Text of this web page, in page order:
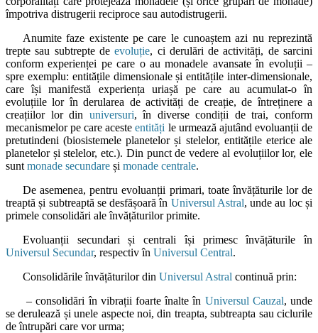
împotriva distrugerii reciproce sau autodistrugerii.
Anumite faze existente pe care le cunoaștem azi nu reprezintă
trepte sau subtrepte deevoluție, ci derulări de activități, de sarcini
conform experienței pe care o au monadele avansate în evoluții –
spre exemplu: entitățile dimensionale și entitățile inter-dimensionale,
care își manifestă experiența uriașă pe care au acumulat-o în
evoluțiile lor în derularea de activități de creație, de întreținere a
creațiilor lor din universuri, în diverse condiții de trai, conform
mecanismelor pe care acesteentități le urmează ajutând evoluanții de
pretutindeni (biosistemele planetelor și stelelor, entitățile eterice ale
planetelor și stelelor, etc.). Din punct de vedere al evoluțiilor lor, ele
sunt monade secundare și monade centrale.
De asemenea, pentru evoluanții primari, toate învățăturile lor de
treaptă și subtreaptă se desfășoară în Universul Astral, unde au loc și
primele consolidări ale învățăturilor primite.
Evoluanții secundari și centrali își primesc învățăturile în
Universul Secundar, respectiv în Universul Central.
Consolidările învățăturilor din Universul Astral continuă prin:
– consolidări în vibrații foarte înalte în Universul Cauzal, unde
se derulează și unele aspecte noi, din treapta, subtreapta sau ciclurile
de întrupări care vor urma;